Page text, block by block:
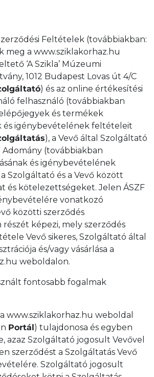
Feltételek (továbbiakban:
meg a www.sziklakorhaz.hu
‘A Szikla’ Múzeumi
1012 Budapest Lovas út 4/C
) és az online értékesítési
felhasználó (továbbiakban
és termékek
és igénybevételének feltételeit
), a Vevő által Szolgáltató
(továbbiakban
és igénybevételének
Szolgáltató és a Vevő között
és kötelezettségeket. Jelen ÁSZF
vonatkozó
közötti szerződés
képezi, mely szerződés
Vevő sikeres, Szolgáltató által
és/vagy vásárlása a
weboldalon.
fontosabb fogalmak
a www.sziklakorhaz.hu weboldal
Portál) tulajdonosa és egyben
azaz Szolgáltató jogosult Vevővel
szerződést a Szolgáltatás Vevő
Szolgáltató jogosult